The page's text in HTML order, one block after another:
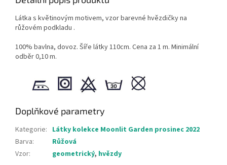
Látka s květinovým motivem, vzor barevné hvězdičky na
růžovém podkladu .
100% bavlna, dovoz. Šíře látky 110cm. Cena za 1 m. Minimální
odběr 0,10 m.
Doplňkové parametry
Kategorie: Látky kolekce Moonlit Garden prosinec 2022
Barva:
Růžová
Vzor: geometrický, hvězdy